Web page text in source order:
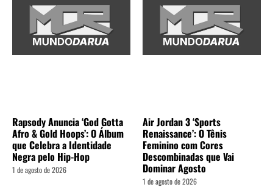
Rapsody Anuncia ‘God Gotta
Afro & Gold Hoops’: O Álbum
que Celebra a Identidade
Negra pelo Hip-Hop
1 de agosto de 2026
Air Jordan 3 ‘Sports
Renaissance’: O Tênis
Feminino com Cores
Descombinadas que Vai
Dominar Agosto
1 de agosto de 2026